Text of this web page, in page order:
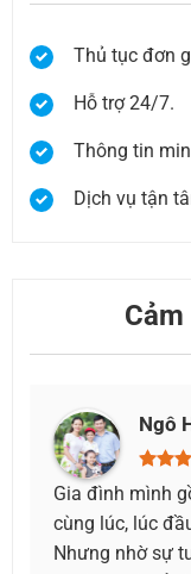
Thủ tục đơn
Hỗ trợ 24/7.
Thông tin
Dịch vụ tận
Visa Đài Loan
có người bị trượt.
của bạn Thư, hồ